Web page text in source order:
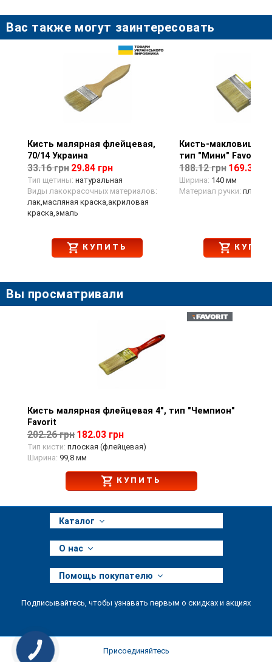
материалов.
Вас также могут заинтересовать
Просмотр товара
Кисть малярная флейцевая,
70/14 Украина
33.16 грн 29.84 грн
Тип щетины: натуральная
Виды лакокрасочных материалов:
лак,масляная краска,акриловая
краска,эмаль
КУПИТЬ
Просмотр
Кисть-макловица
тип "Мини" Favorit
188.12 грн 169.31
Ширина: 140 мм
Материал ручки:
Вы просматривали
Просмотр товара
Кисть малярная флейцевая 4", тип "Чемпион"
Favorit
202.26 грн 182.03 грн
Тип кисти: плоская (флейцевая)
Ширина: 99,8 мм
КУПИТЬ
Каталог
О нас
Помощь покупателю
Подписывайтесь, чтобы узнавать первым о скидках и акциях
Присоединяйтесь
КНОПКА
ЗВ'ЯЗКУ